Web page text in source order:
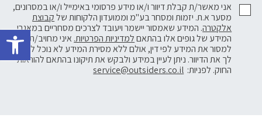
אני מאשר/ת קבלת דיוור ו/או מידע פרסומי באימייל ו/או במסרונים,
מסער א.ת. יזמות ומסחר בע"מ וממועדון הלקוחות שלקבוצת
אלקטרה. המידע שאמסור יישמר ויעובד לצרכים מסחריים במאגרי
המידע של גופים אלו בהתאםלמדיניות הפרטיות. איני מחויב/ת
למסור את המידע לפי דין, אולם ללא מסירת המידע לא נוכל לשלוח
לך את הדיוור. ניתן לעיין במידע ולבקש את תיקונו בהתאם להוראות
החוק. לפניות: service@outsiders.co.il